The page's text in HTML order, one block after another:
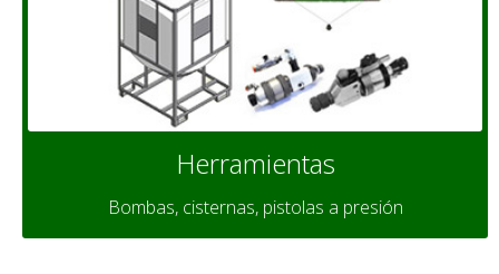
Herramientas
Bombas, cisternas, pistolas a presión